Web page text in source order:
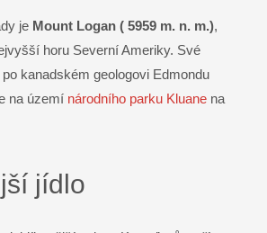
je Mount Logan ( 5959 m. n. m.),
horu Severní Ameriky. Své
kanadském geologovi Edmondu
na území národního parku Kluane na
jídlo